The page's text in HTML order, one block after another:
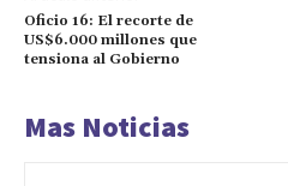
Oficio 16: El recorte de
US$6.000 millones que
tensiona al Gobierno
Mas Noticias